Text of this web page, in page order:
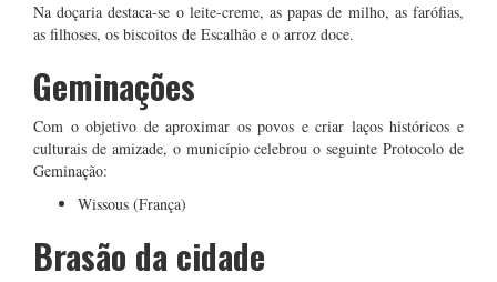
Na doçaria destaca-se o leite-creme, as papas de milho, as farófias,
as filhoses, os biscoitos de Escalhão e o arroz doce.
Geminações
Com o objetivo de aproximar os povos e criar laços históricos e
culturais de amizade, o município celebrou o seguinte Protocolo de
Geminação:
Wissous (França)
Brasão da cidade